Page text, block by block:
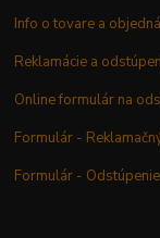
Info o tovare a
Reklamácie a
Online formulár na
Formulár -
Formulár -